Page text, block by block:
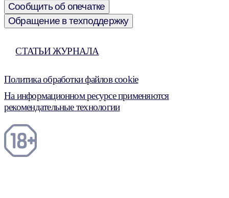
Сообщить об опечатке
Обращение в техподдержку
СТАТЬИ ЖУРНАЛА
Политика обработки файлов cookie
На информационном ресурсе применяются
рекомендательные технологии